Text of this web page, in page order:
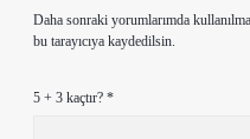
Daha sonraki yorumlarımda
bu tarayıcıya kaydedilsin.
5 + 3 kaçtır? *